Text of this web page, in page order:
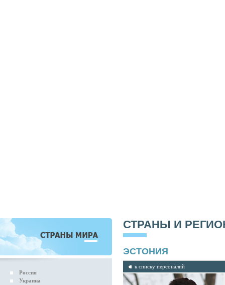
Россия
Украина
СТРАНЫ И
ЭСТОНИЯ
к списку персоналий